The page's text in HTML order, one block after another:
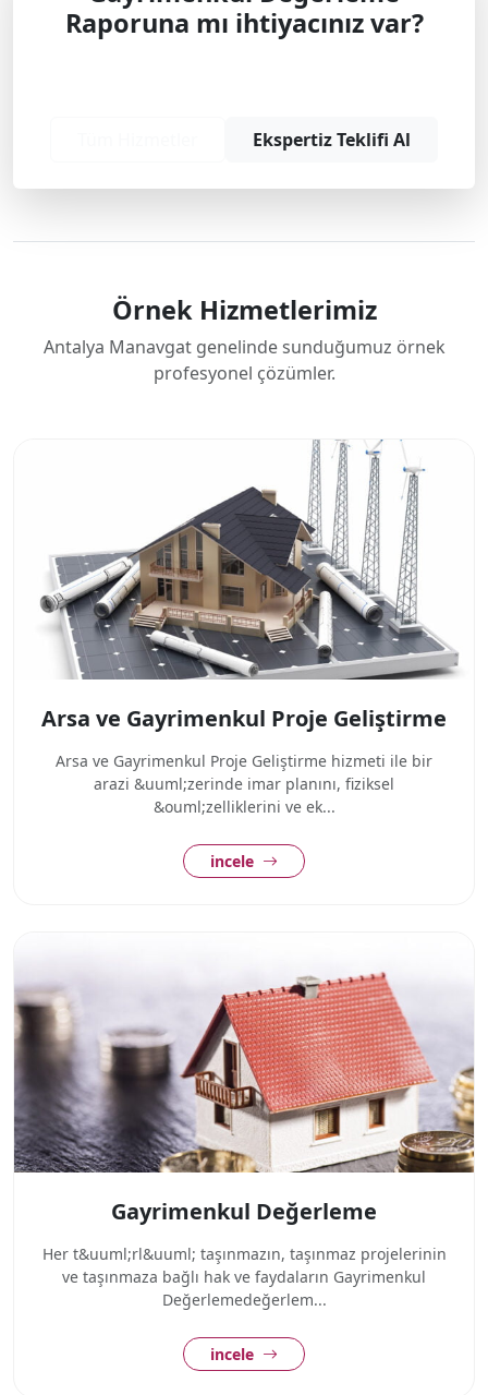
Raporuna mı ihtiyacınız var?
Ekspertiz Teklifi Al
Örnek Hizmetlerimiz
Antalya Manavgat genelinde sunduğumuz örnek
profesyonel çözümler.
Arsa ve Gayrimenkul Proje Geliştirme
Arsa ve Gayrimenkul Proje Geliştirme hizmeti ile bir
arazi &uuml;zerinde imar planını, fiziksel
&ouml;zelliklerini ve ek...
incele
Gayrimenkul Değerleme
Her t&uuml;rl&uuml; taşınmazın, taşınmaz projelerinin
ve taşınmaza bağlı hak ve faydaların Gayrimenkul
Değerlemedeğerlem...
incele